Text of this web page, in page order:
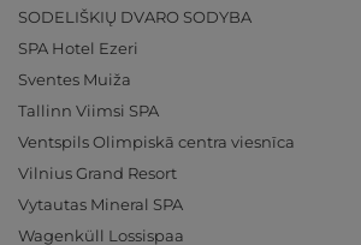
SODELIŠKIŲ DVARO SODYBA
SPA Hotel Ezeri
Sventes Muiža
Tallinn Viimsi SPA
Ventspils Olimpiskā centra viesnīca
Vilnius Grand Resort
Vytautas Mineral SPA
Wagenküll Lossispaa